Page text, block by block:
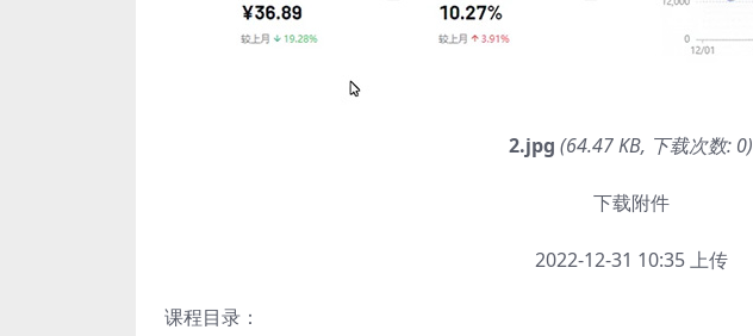
2.jpg (64.47 KB, 下载次数: 0)
下载附件
2022-12-31 10:35 上传
课程目录：